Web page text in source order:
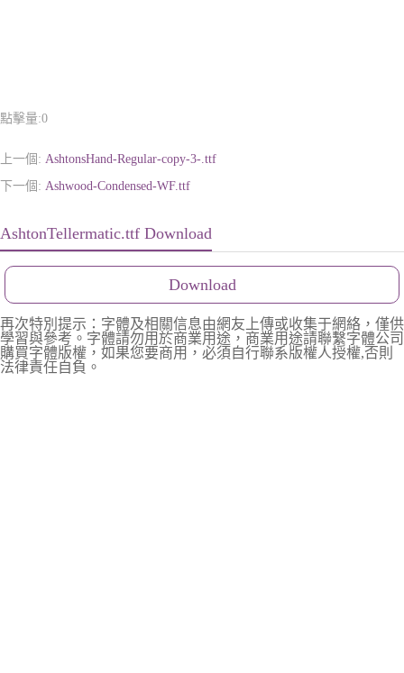
點擊量:0
上一個: AshtonsHand-Regular-copy-3-.ttf
下一個: Ashwood-Condensed-WF.ttf
AshtonTellermatic.ttf Download
Download
再次特別提示：字體及相關信息由網友上傳或收集于網絡，僅供
學習與參考。字體請勿用於商業用途，商業用途請聯繫字體公司
購買字體版權，如果您要商用，必須自行聯系版權人授權,否則
法律責任自負。